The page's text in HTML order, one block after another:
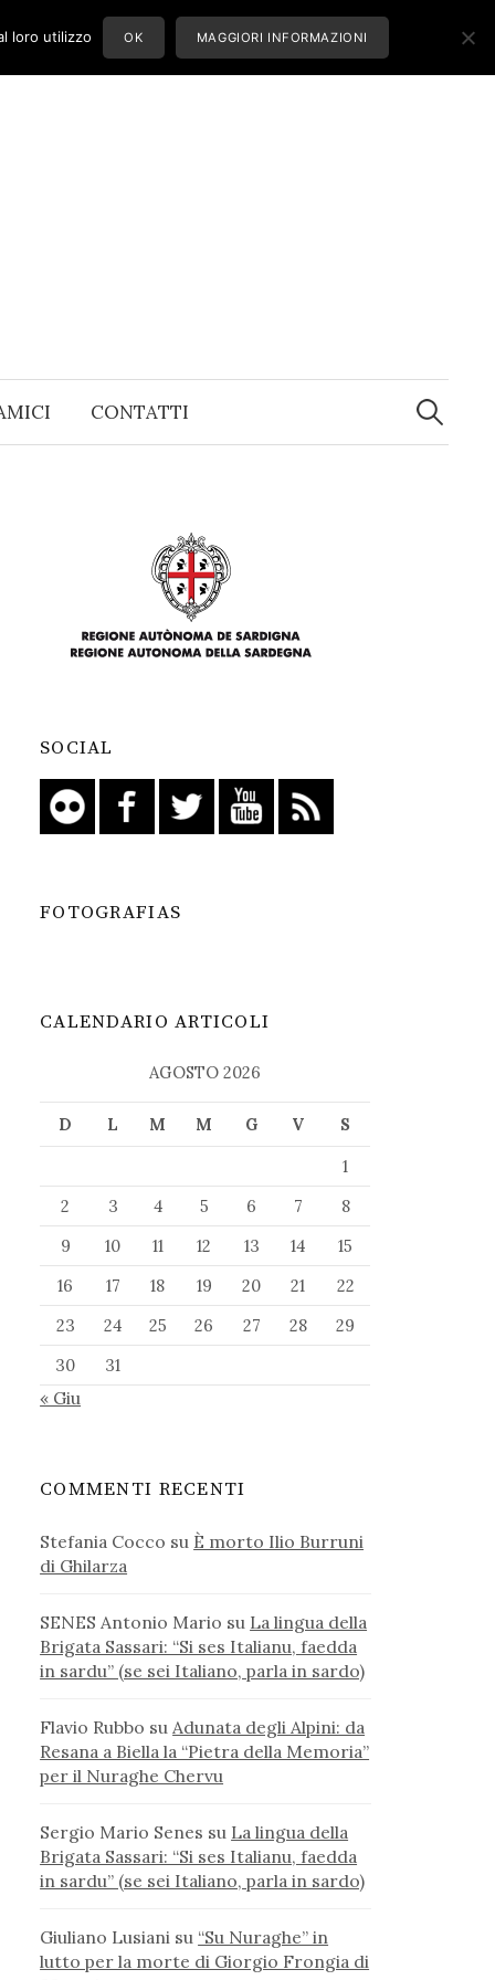
CONTATTI
Ricerca
per:
SOCIAL
FOTOGRAFIAS
CALENDARIO ARTICOLI
AGOSTO 2026
D L M M G V
S
1
2
3 4 5 6 7
8
9
10 11 12 13 14
15
16
17 18 19 20 21
22
23
24 25 26 27 28
29
30
31
« Giu
COMMENTI RECENTI
Stefania Cocco su È morto Ilio Burruni
di Ghilarza
SENES Antonio Mario su La lingua della
Brigata Sassari: “Si ses Italianu, faedda
in sardu” (se sei Italiano, parla in sardo)
Flavio Rubbo su Adunata degli Alpini: da
Resana a Biella la “Pietra della Memoria”
per il Nuraghe Chervu
Sergio Mario Senes su La lingua della
Brigata Sassari: “Si ses Italianu, faedda
in sardu” (se sei Italiano, parla in sardo)
Giuliano Lusiani su “Su Nuraghe” in
lutto per la morte di Giorgio Frongia di
loro utilizzo OK MAGGIORI INFORMAZIONI